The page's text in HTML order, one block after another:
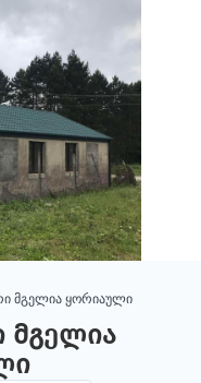
მგელია ყორიაული
მგელია